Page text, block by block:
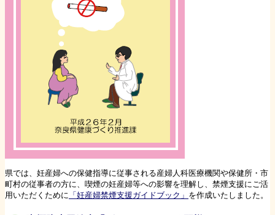
県では、妊産婦への保健指導に従事される産婦人科医療機関や保健所・市
町村の従事者の方に、喫煙の妊産婦等への影響を理解し、禁煙支援にご活
用いただくために 「妊産婦禁煙支援ガイドブック」 を作成いたしました。